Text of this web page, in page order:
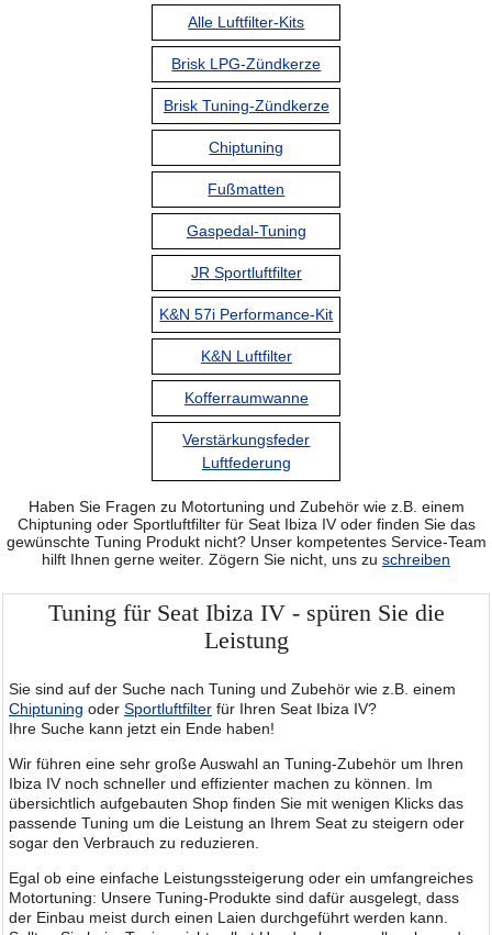
Alle Luftfilter-Kits
Brisk LPG-Zündkerze
Brisk Tuning-Zündkerze
Chiptuning
Fußmatten
Gaspedal-Tuning
JR Sportluftfilter
K&N 57i Performance-Kit
K&N Luftfilter
Kofferraumwanne
Verstärkungsfeder
Luftfederung
Haben Sie Fragen zu Motortuning und Zubehör wie z.B. einem
Chiptuning oder Sportluftfilter für Seat Ibiza IV oder finden Sie das
gewünschte Tuning Produkt nicht? Unser kompetentes Service-Team
hilft Ihnen gerne weiter. Zögern Sie nicht, uns zu schreiben
Tuning für Seat Ibiza IV - spüren Sie die
Leistung
Sie sind auf der Suche nach Tuning und Zubehör wie z.B. einem
Chiptuning oder Sportluftfilter für Ihren Seat Ibiza IV?
Ihre Suche kann jetzt ein Ende haben!
Wir führen eine sehr große Auswahl an Tuning-Zubehör um Ihren
Ibiza IV noch schneller und effizienter machen zu können. Im
übersichtlich aufgebauten Shop finden Sie mit wenigen Klicks das
passende Tuning um die Leistung an Ihrem Seat zu steigern oder
sogar den Verbrauch zu reduzieren.
Egal ob eine einfache Leistungssteigerung oder ein umfangreiches
Motortuning: Unsere Tuning-Produkte sind dafür ausgelegt, dass
der Einbau meist durch einen Laien durchgeführt werden kann.